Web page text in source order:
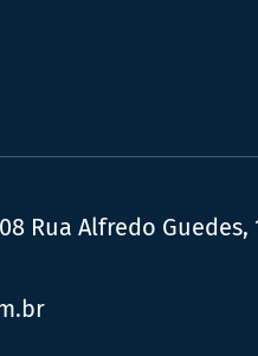
Rua Alfredo